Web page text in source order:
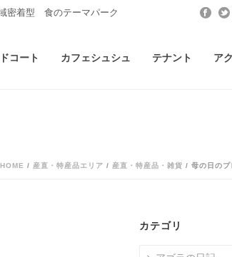
密着型 食のテーマパーク
コート カフェシュシュ テナント ア
HOME / 産直・特産品エリア / 産直・特産品・雑貨 / 母の日のプ
カテゴリ